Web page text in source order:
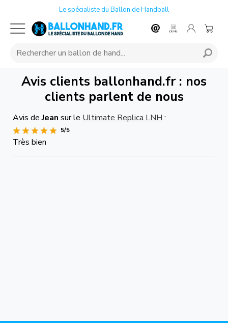
Le spécialiste du Ballon de Handball
Avis clients ballonhand.fr : nos
clients parlent de nous
Avis deJean sur le Ultimate Replica LNH :
5/5
Très bien